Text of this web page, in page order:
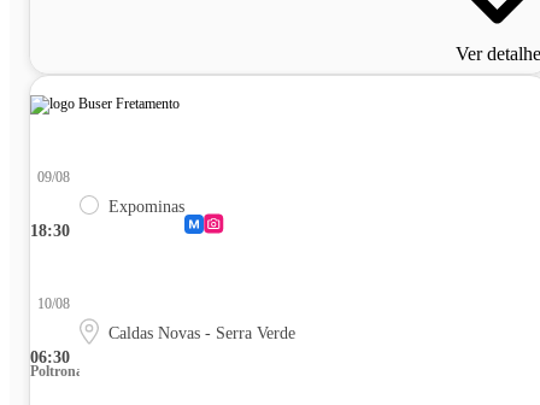
Ver
18:30
09/08
Expominas
06:30
10/08
Caldas Novas - Serra Verde
Poltrona